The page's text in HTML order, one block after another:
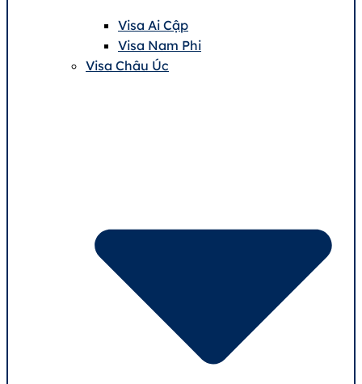
Visa Ai Cập
Visa Nam Phi
Visa Châu Úc